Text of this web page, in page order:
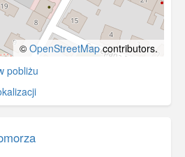
© OpenStreetMapcontributors.
pobliżu